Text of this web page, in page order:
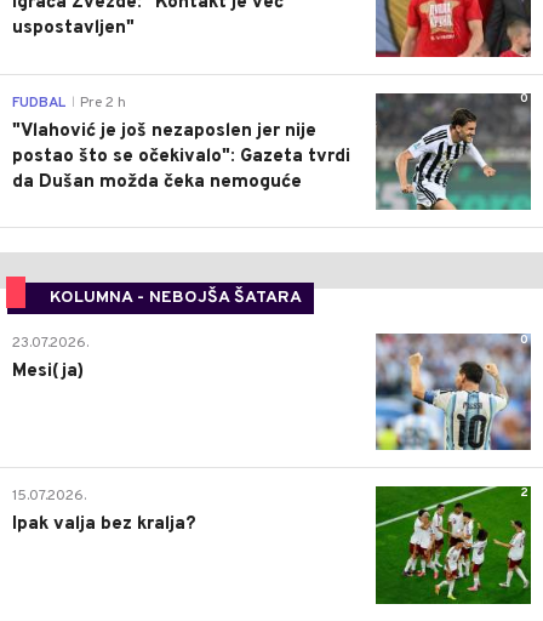
uspostavljen"
0
FUDBAL Pre 2 h
"Vlahović je još nezaposlen jer nije
postao što se očekivalo": Gazeta tvrdi
da Dušan možda čeka nemoguće
KOLUMNA - NEBOJŠA ŠATARA
0
23.07.2026.
Mesi(ja)
2
15.07.2026.
Ipak valja bez kralja?